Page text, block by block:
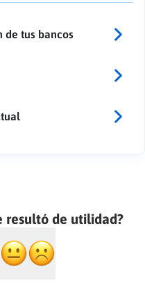
de tus bancos
resultó de utilidad?